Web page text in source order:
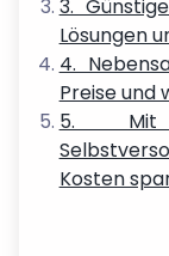
3.
Lösungen
4.
Preise und
5. Mit
Kosten